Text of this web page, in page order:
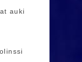
auki